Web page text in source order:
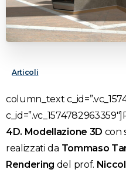
Articoli
column_text
4D. Modellazione 3D con
realizzati da Tommaso
Rendering del prof.